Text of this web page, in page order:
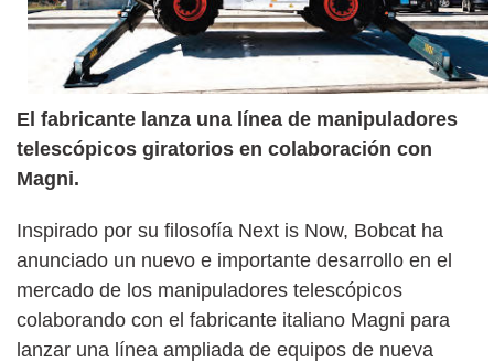
El fabricante lanza una línea de manipuladores
telescópicos giratorios en colaboración con
Magni.
Inspirado por su filosofía Next is Now, Bobcat ha
anunciado un nuevo e importante desarrollo en el
mercado de los manipuladores telescópicos
colaborando con el fabricante italiano Magni para
lanzar una línea ampliada de equipos de nueva